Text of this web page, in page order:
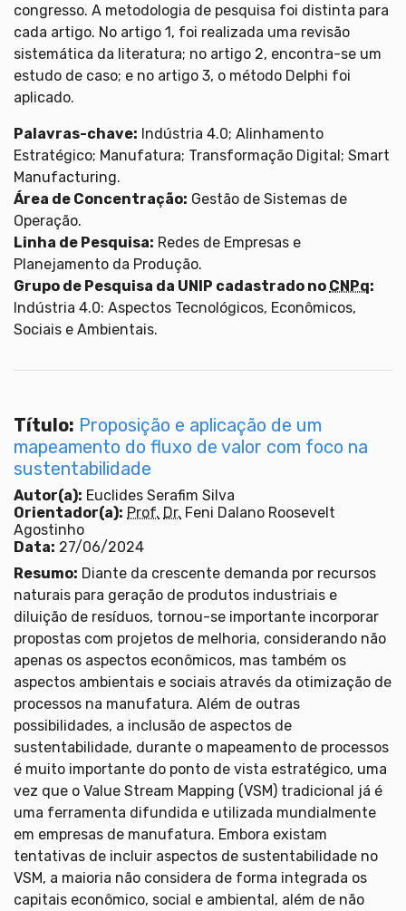
congresso. A metodologia de pesquisa foi distinta para
cada artigo. No artigo 1, foi realizada uma revisão
sistemática da literatura; no artigo 2, encontra-se um
estudo de caso; e no artigo 3, o método Delphi foi
aplicado.
Palavras-chave: Indústria 4.0; Alinhamento
Estratégico; Manufatura; Transformação Digital; Smart
Manufacturing.
Área de Concentração: Gestão de Sistemas de
Operação.
Linha de Pesquisa: Redes de Empresas e
Planejamento da Produção.
Grupo de Pesquisa da UNIP cadastrado no CNPq:
Indústria 4.0: Aspectos Tecnológicos, Econômicos,
Sociais e Ambientais.
Título: Proposição e aplicação de um
mapeamento do fluxo de valor com foco na
sustentabilidade
Autor(a): Euclides Serafim Silva
Orientador(a): Prof. Dr. Feni Dalano Roosevelt
Agostinho
Data: 27/06/2024
Resumo: Diante da crescente demanda por recursos
naturais para geração de produtos industriais e
diluição de resíduos, tornou-se importante incorporar
propostas com projetos de melhoria, considerando não
apenas os aspectos econômicos, mas também os
aspectos ambientais e sociais através da otimização de
processos na manufatura. Além de outras
possibilidades, a inclusão de aspectos de
sustentabilidade, durante o mapeamento de processos
é muito importante do ponto de vista estratégico, uma
vez que o Value Stream Mapping (VSM) tradicional já é
uma ferramenta difundida e utilizada mundialmente
em empresas de manufatura. Embora existam
tentativas de incluir aspectos de sustentabilidade no
VSM, a maioria não considera de forma integrada os
capitais econômico, social e ambiental, além de não